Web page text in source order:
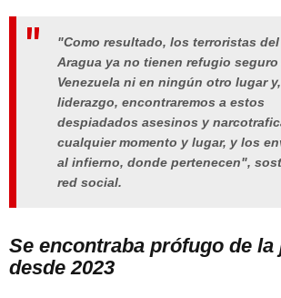
"Como resultado, los terroristas del
Aragua ya no tienen refugio seguro
Venezuela ni en ningún otro lugar
liderazgo, encontraremos a estos
despiadados asesinos y
cualquier momento y lugar, y los
al infierno, donde pertenecen",
red social.
Se encontraba prófugo de
desde 2023